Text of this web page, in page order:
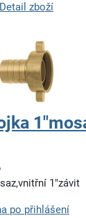
Detail zboží
1"závit
po přihlášení